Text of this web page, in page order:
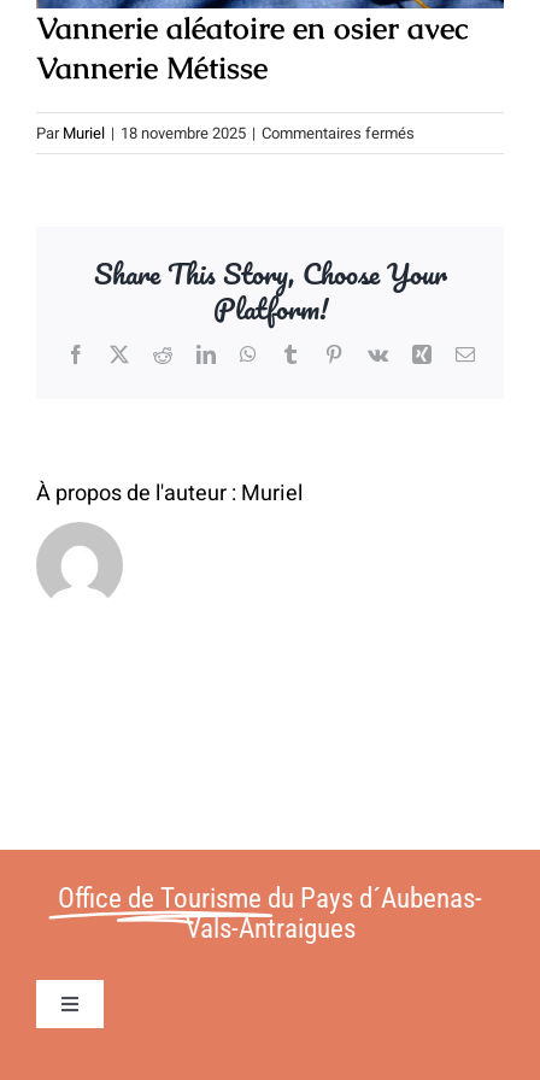
Vannerie aléatoire en osier avec
Vannerie Métisse
ParMuriel | 18 novembre 2025 | Commentaires fermés
Vannerie
avec
Share This Story, Choose Your
Platform!
Facebook
X RedditLinkedInWhatsApp
TumblrPinterest
Vk Xing Email
À propos de l'auteur :Muriel
Office de Tourisme du Pays d´Aubenas-
Vals-Antraigues
Toggle